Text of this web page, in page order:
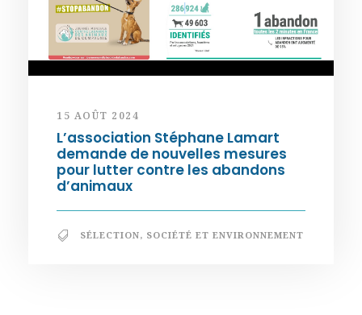
15 AOÛT 2024
L’association Stéphane Lamart
demande de nouvelles mesures
pour lutter contre les abandons
d’animaux
SÉLECTION, SOCIÉTÉ ET ENVIRONNEMENT